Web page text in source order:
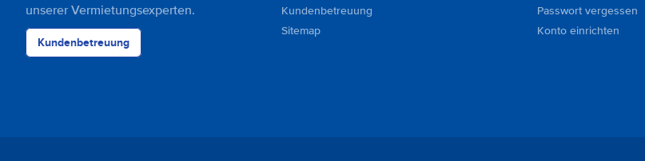
unserer Vermietungsexperten.
Kundenbetreuung
Kundenbetreuung
Sitemap
Passwort vergessen
Konto einrichten